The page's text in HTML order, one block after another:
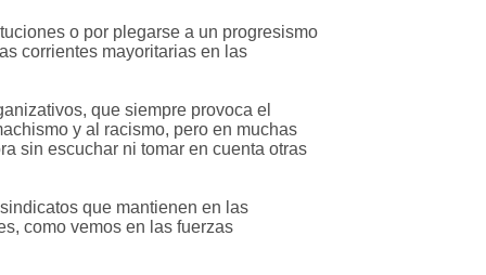
o por plegarse a un progresismo
corrientes mayoritarias en las
que siempre provoca el
y al racismo, pero en muchas
sin escuchar ni tomar en cuenta otras
que mantienen en las
como vemos en las fuerzas